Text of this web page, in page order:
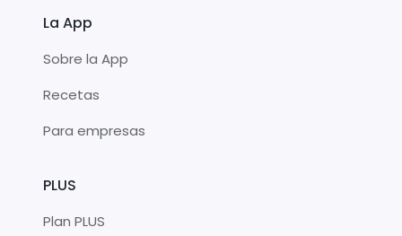
La App
Sobre la App
Recetas
Para empresas
PLUS
Plan PLUS